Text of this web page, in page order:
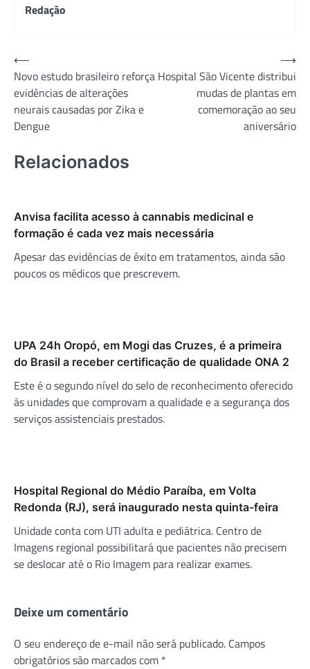
Redação
Navegação
de
Post
⟵
Novo estudo brasileiro reforça
evidências de alterações
neurais causadas por Zika e
Dengue
Hospital São Vicente distribui
mudas de plantas em
comemoração ao seu
aniversário
⟶
Relacionados
Anvisa facilita acesso à cannabis medicinal e
formação é cada vez mais necessária
Apesar das evidências de êxito em tratamentos, ainda são
poucos os médicos que prescrevem.
UPA 24h Oropó, em Mogi das Cruzes, é a primeira
do Brasil a receber certificação de qualidade ONA 2
Este é o segundo nível do selo de reconhecimento oferecido
às unidades que comprovam a qualidade e a segurança dos
serviços assistenciais prestados.
Hospital Regional do Médio Paraíba, em Volta
Redonda (RJ), será inaugurado nesta quinta-feira
Unidade conta com UTI adulta e pediátrica. Centro de
Imagens regional possibilitará que pacientes não precisem
se deslocar até o Rio Imagem para realizar exames.
Deixe um comentário
O seu endereço de e-mail não será publicado. Campos
obrigatórios são marcados com *